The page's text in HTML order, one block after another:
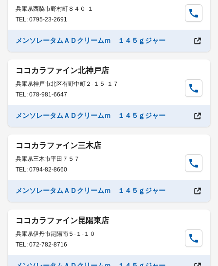
兵庫県西脇市野村町８４０-１
TEL: 0795-23-2691
メンソレータムＡＤクリームｍ １４５ｇジャー
ココカラファイン北神戸店
兵庫県神戸市北区有野中町２-１５-１７
TEL: 078-981-6647
メンソレータムＡＤクリームｍ １４５ｇジャー
ココカラファイン三木店
兵庫県三木市平田７５７
TEL: 0794-82-8660
メンソレータムＡＤクリームｍ １４５ｇジャー
ココカラファイン昆陽東店
兵庫県伊丹市昆陽南５-１-１０
TEL: 072-782-8716